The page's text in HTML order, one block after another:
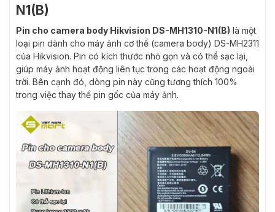
N1(B)
Pin cho camera body Hikvision DS-MH1310-N1(B) là một
loại pin dành cho máy ảnh cơ thể (camera body) DS-MH2311
của Hikvision. Pin có kích thước nhỏ gọn và có thể sạc lại,
giúp máy ảnh hoạt động liên tục trong các hoạt động ngoài
trời. Bên cạnh đó, dòng pin này cũng tương thích 100%
trong việc thay thế pin gốc của máy ảnh.